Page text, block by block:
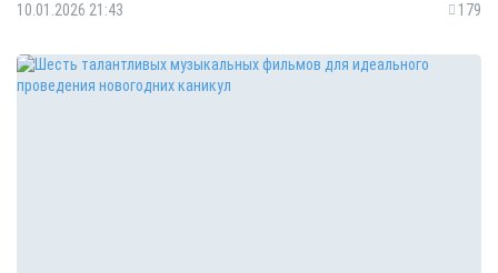
10.01.2026 21:43 179